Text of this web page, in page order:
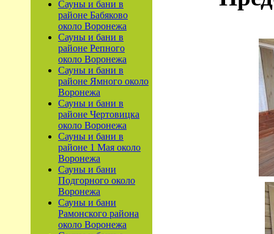
Сауны и бани в
районе Бабяково
около Воронежа
Сауны и бани в
районе Репного
около Воронежа
Сауны и бани в
районе Ямного около
Воронежа
Сауны и бани в
районе Чертовицка
около Воронежа
Сауны и бани в
районе 1 Мая около
Воронежа
Сауны и бани
Подгорного около
Воронежа
Сауны и бани
Рамонского района
около Воронежа